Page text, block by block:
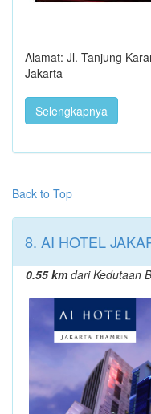
Alamat: Jl. Tanjung
Jakarta
Selengkapnya
Back to Top
8. AI HOTEL
0.55 kmdari Kedutaan